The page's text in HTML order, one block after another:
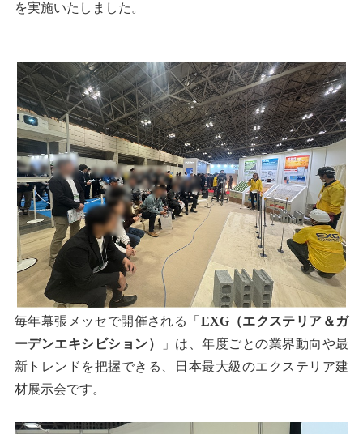
を実施いたしました。
毎年幕張メッセで開催される「 EXG（エクステリア＆ガ
ーデンエキシビション）
」は、年度ごとの業界動向や最
新トレンドを把握できる、日本最大級のエクステリア建
材展示会です。